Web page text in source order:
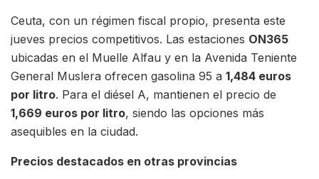
Ceuta, con un régimen fiscal propio, presenta este
jueves precios competitivos. Las estaciones ON365
ubicadas en el Muelle Alfau y en la Avenida Teniente
General Muslera ofrecen gasolina 95 a 1,484 euros
por litro. Para el diésel A, mantienen el precio de
1,669 euros por litro, siendo las opciones más
asequibles en la ciudad.
Precios destacados en otras provincias